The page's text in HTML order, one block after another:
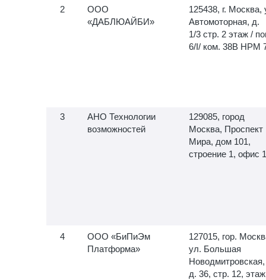
ООО
«ДАБЛЮАЙБИ»
125438, г. Москва,
Автомоторная, д.
1/3 стр. 2 этаж /
6/I/ ком. 38В НРМ
АНО Технологии
возможностей
129085, город
Москва, Проспект
Мира, дом 101,
строение 1, офис
ООО «БиПиЭм
Платформа»
127015, гор.
ул. Большая
Новодмитровская,
д. 36, стр. 12, этаж